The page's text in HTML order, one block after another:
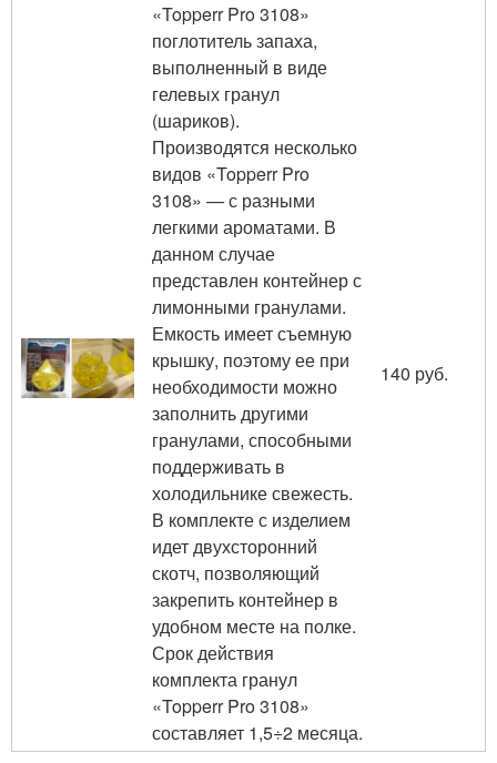
«Topperr Pro 3108»
поглотитель запаха,
выполненный в виде
гелевых гранул
(шариков).
Производятся несколько
видов «Topperr Pro
3108» — с разными
легкими ароматами. В
данном случае
представлен контейнер с
лимонными гранулами.
Емкость имеет съемную
крышку, поэтому ее при
необходимости можно
заполнить другими
гранулами, способными
поддерживать в
холодильнике свежесть.
В комплекте с изделием
идет двухсторонний
скотч, позволяющий
закрепить контейнер в
удобном месте на полке.
Срок действия
комплекта гранул
«Topperr Pro 3108»
составляет 1,5÷2 месяца.
140 руб.